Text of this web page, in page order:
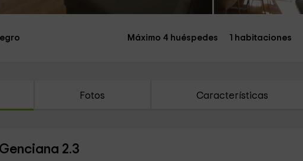
Máximo 4 huéspedes 1 habitaciones
Fotos Características
2.3